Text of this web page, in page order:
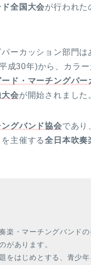
全国大会が行われた
ーカッション部門は
成30年)から、カラー
ード・マーチングパー
会が開始されました
ングバンド協会であり
を主催する全日本吹奏
楽・マーチングバンドの
があります。
をはじめとする、青少年